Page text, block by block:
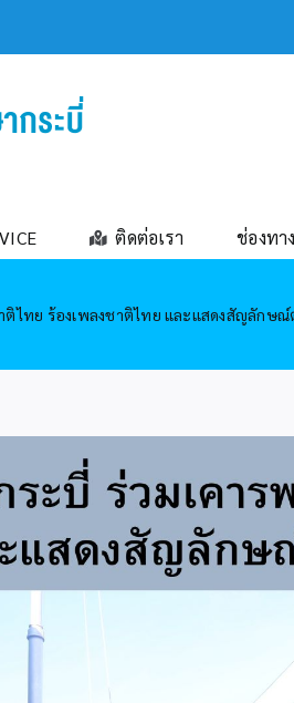
ติดต่อเรา ช่องทา
ติไทย ร้องเพลงชาติไทย และแสดงสัญลักษ